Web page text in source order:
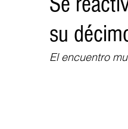
Bloggeros
su
El encuentro